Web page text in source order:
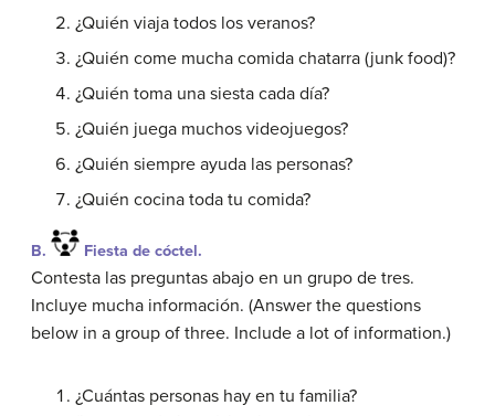
¿Quién viaja todos los veranos?
¿Quién come mucha comida chatarra (junk food)?
¿Quién toma una siesta cada día?
¿Quién juega muchos videojuegos?
¿Quién siempre ayuda las personas?
¿Quién cocina toda tu comida?
B. Fiesta de cóctel.
Contesta las preguntas abajo en un grupo de tres.
Incluye mucha información. (Answer the questions
below in a group of three. Include a lot of information.)
¿Cuántas personas hay en tu familia?